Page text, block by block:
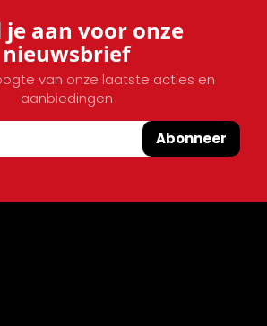
je aan voor onze
nieuwsbrief
van onze laatste acties en
aanbiedingen
Abonneer